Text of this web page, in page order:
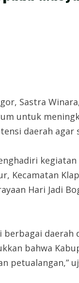
Sastra
untuk
daerah agar
kegiatan
Kecamatan
Hari Jadi
berbagai
bahwa
petualangan,”